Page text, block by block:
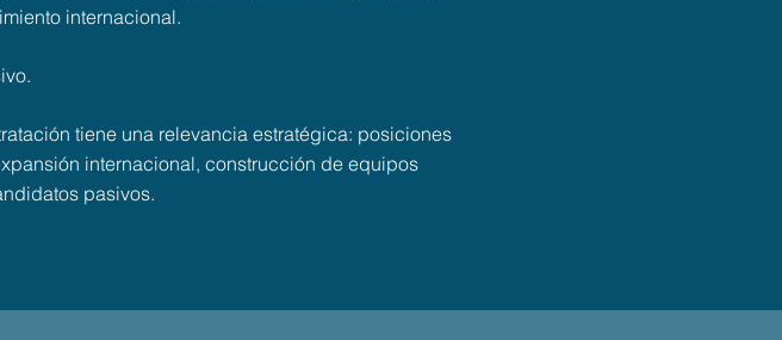
internacional.
tiene una relevancia estratégica: posiciones
internacional, construcción de equipos
pasivos.